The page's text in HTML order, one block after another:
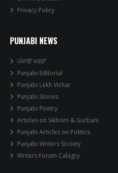
Privacy Policy
PUNJABI NEWS
ਪੰਜਾਬੀ ਖਬਰਾਂ
Punjabi Editorial
Punjabi Lekh Vichar
Punjabi Stories
Punjabi Poetry
Articles on Sikhism & Gurbani
Punjabi Articles on Politics
Punjabi Writers Society
Writers Forum Calagry